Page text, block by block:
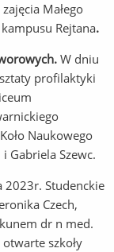
Małego
Rejtana.
W dniu
profilaktyki
Naukowego
Gabriela Szewc.
2023r. Studenckie
Czech,
dr n med.
szkoły